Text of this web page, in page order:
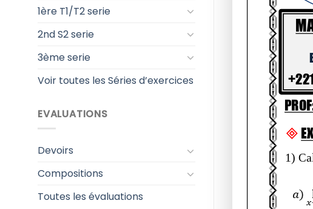
1ère T1/T2 serie
2nd S2 serie
3ème serie
Voir toutes les Séries d’exercices
EVALUATIONS
Devoirs
Compositions
Toutes les évaluations